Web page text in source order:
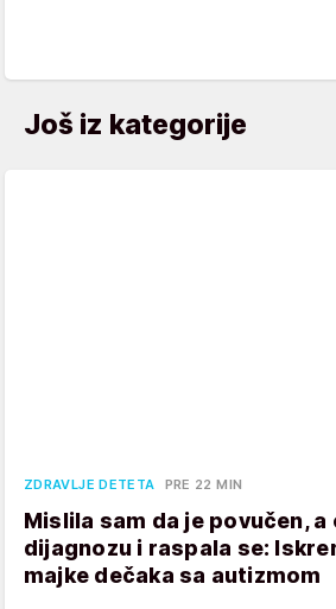
Još iz kategorije
ZDRAVLJE DETETA PRE 22 MIN
Mislila sam da je povučen, a
dijagnozu i raspala se:
majke dečaka sa autizmom